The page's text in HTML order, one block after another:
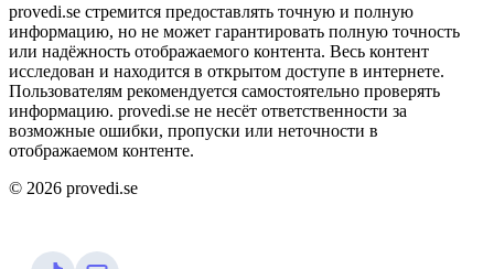
provedi.se стремится предоставлять точную и полную
информацию, но не может гарантировать полную точность
или надёжность отображаемого контента. Весь контент
исследован и находится в открытом доступе в интернете.
Пользователям рекомендуется самостоятельно проверять
информацию. provedi.se не несёт ответственности за
возможные ошибки, пропуски или неточности в
отображаемом контенте.
© 2026 provedi.se